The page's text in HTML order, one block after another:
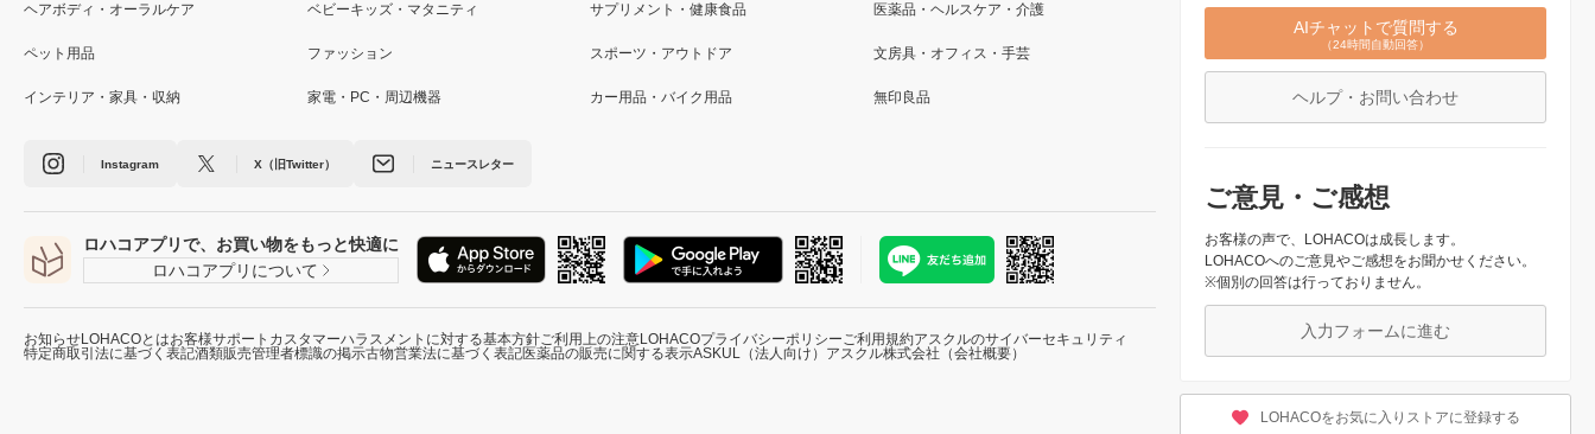
AIチャットで質問する
（24時間自動回答）
ヘルプ・お問い合わせ
ご意見・ご感想
お客様の声で、LOHACOは成長します。
LOHACOへのご意見やご感想をお聞かせください。
※個別の回答は行っておりません。
入力フォームに進む
LOHACOをお気に入りストアに登録する
ヘアボディ・オーラルケア ベビーキッズ・マタニティ サプリメント・健康食品 医薬品・ヘルスケア・介護
ペット用品 ファッション スポーツ・アウトドア 文房具・オフィス・手芸
インテリア・家具・収納 家電・PC・周辺機器 カー用品・バイク用品 無印良品
Instagram X（旧Twitter） ニュースレター
ロハコアプリで、お買い物をもっと快適に
ロハコアプリについて
お知らせLOHACOとはお客様サポート カスタマーハラスメントに対する基本方針ご利用上の注意LOHACOプライバシーポリシーご利用規約アスクルのサイバーセキュリティ
特定商取引法に基づく表記酒類販売管理者標識の掲示古物営業法に基づく表記医薬品の販売に関する表示ASKUL（法人向け） アスクル株式会社（会社概要）